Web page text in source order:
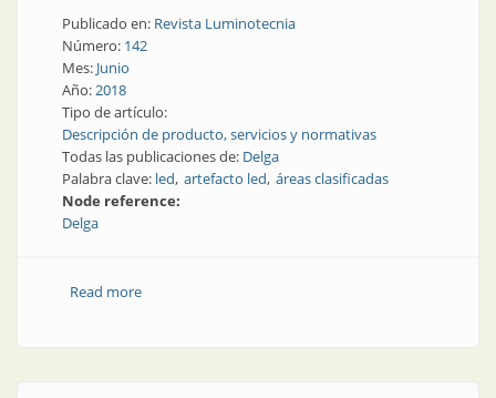
Publicado en: Revista Luminotecnia
Número: 142
Mes: Junio
Año:2018
Tipo de artículo:
Descripción de producto, servicios y normativas
Todas las publicaciones de: Delga
Palabra clave: led artefacto led áreas clasificadas
Node reference:
Delga
Read moreabout Led para las áreas más difíciles